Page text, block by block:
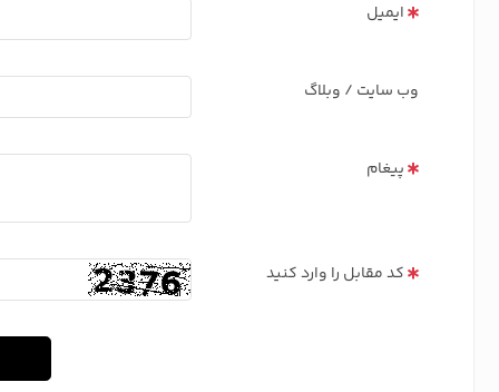
ایمیل
وب سایت / وبلاگ
پیغام
کد مقابل را وارد کنید